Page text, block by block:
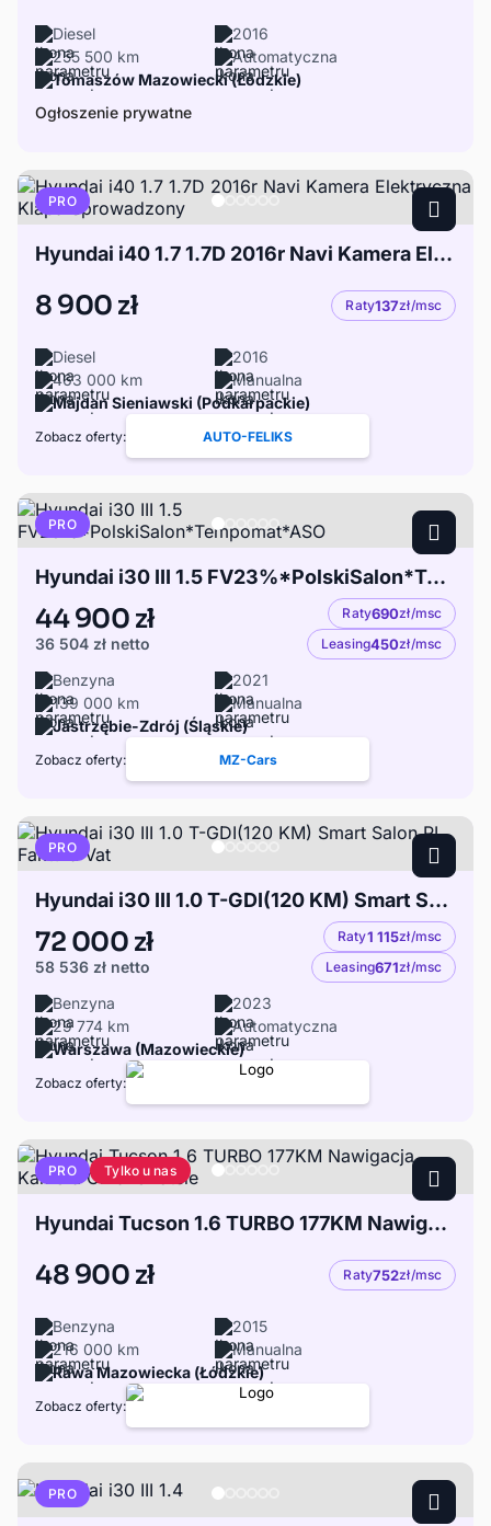
Diesel
2016
255 500 km
Automatyczna
Tomaszów Mazowiecki (Łódzkie)
Ogłoszenie prywatne
PRO
Hyundai i40 1.7 1.7D 2016r Navi Kamera Elektryczna Klapa Sprowadzony
8 900 zł Raty137zł/msc
Diesel
2016
463 000 km
Manualna
Majdan Sieniawski (Podkarpackie)
Zobacz oferty: AUTO-FELIKS
PRO
Hyundai i30 III 1.5 FV23%*PolskiSalon*Tempomat*ASO
44 900 zł
36 504 zł netto
Raty690zł/msc
Leasing450zł/msc
Benzyna
2021
139 000 km
Manualna
Jastrzębie-Zdrój (Śląskie)
Zobacz oferty: MZ-Cars
PRO
Hyundai i30 III 1.0 T-GDI(120 KM) Smart Salon PL Faktura Vat
72 000 zł
58 536 zł netto
Raty1 115zł/msc
Leasing671zł/msc
Benzyna
2023
29 774 km
Automatyczna
Warszawa (Mazowieckie)
Zobacz oferty:
PRO Tylko u nas
Hyundai Tucson 1.6 TURBO 177KM Nawigacja Kamera Grzane fotele
48 900 zł Raty752zł/msc
Benzyna
2015
216 000 km
Manualna
Rawa Mazowiecka (Łódzkie)
Zobacz oferty:
PRO